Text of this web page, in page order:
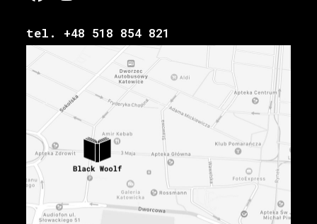
tel. +48 518 854 821